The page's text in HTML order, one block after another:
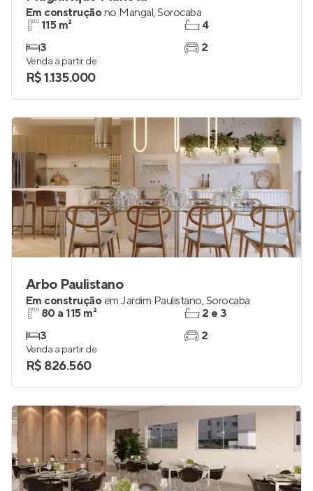
Em construçãono Mangal,Sorocaba
115 m²
3
4
2
Venda a partir de
R$ 1.135.000
Arbo Paulistano
Em construção em Jardim Paulistano,Sorocaba
80 a 115 m²
3
2 e 3
2
Venda a partir de
R$ 826.560